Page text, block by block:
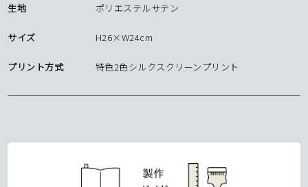
生地 ポリエステルサテン
サイズ H26×W24cm
プリント方式 特色2色シルクスクリーンプリント